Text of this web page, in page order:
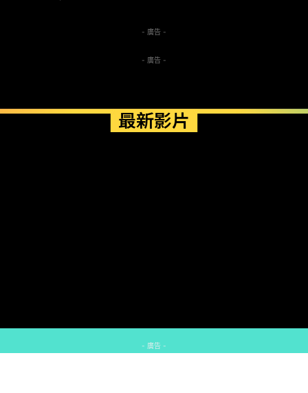
- 廣告 -
- 廣告 -
最新影片
- 廣告 -